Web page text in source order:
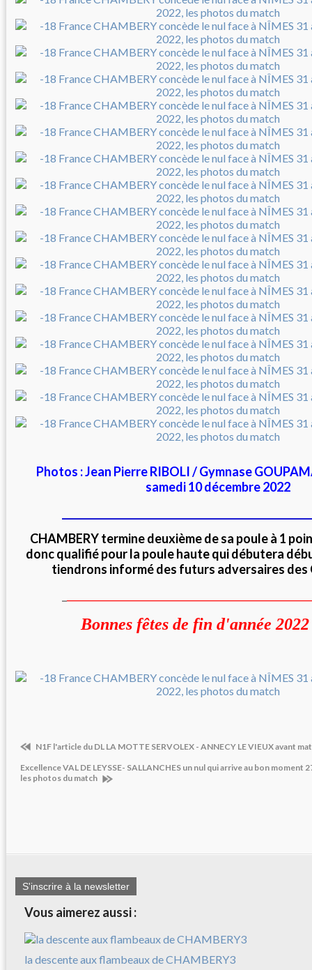
Photos : Jean Pierre RIBOLI / Gymnase
samedi 10 décembre 2022
CHAMBERY termine deuxième de sa poule à 1
donc qualifié pour la poule haute qui débutera
tiendrons informé des futurs adversaires des
Bonnes fêtes de fin d'année
N1F l'article du DL LA MOTTE SERVOLEX - ANNECY LE VIEUX avant
Excellence VAL DE LEYSSE- SALLANCHES un nul qui arrive au bon moment
les photos du match
S'inscrire à la newsletter
Vous aimerez aussi :
la descente aux flambeaux de CHAMBERY3